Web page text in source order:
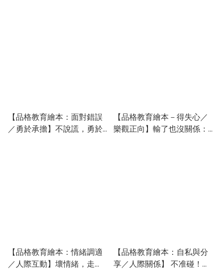
【品格教育繪本：面對錯誤
／勇於承擔】不說謊，勇於
【品格教育繪本－得失心／
樂觀正向】輸了也沒關係：
【品格教育繪本：情緒調適
／人際互動】壞情緒，走
【品格教育繪本：自私與分
享／人際關係】 不准碰！這